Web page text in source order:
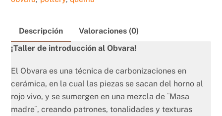
Descripción
Valoraciones (0)
¡Taller de introducción al Obvara!
El Obvara es una técnica de carbonizaciones en
cerámica, en la cual las piezas se sacan del horno al
rojo vivo, y se sumergen en una mezcla de ¨Masa
madre¨, creando patrones, tonalidades y texturas